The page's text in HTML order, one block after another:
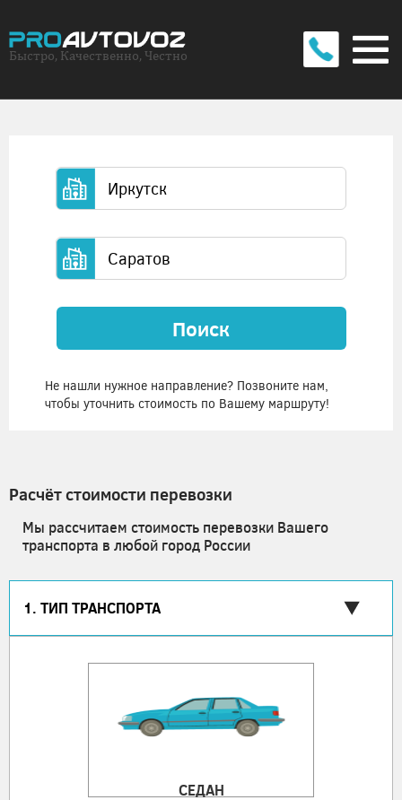
Быстро, Качественно, Честно
Поиск
Не нашли нужное направление? Позвоните нам,
чтобы уточнить стоимость по Вашему маршруту!
Расчёт стоимости перевозки
Мы рассчитаем стоимость перевозки Вашего
транспорта в любой город России
1. ТИП ТРАНСПОРТА
СЕДАН